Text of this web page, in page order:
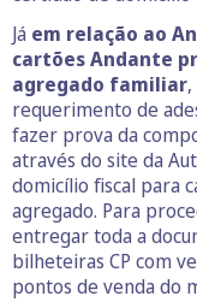
Já em relação ao
cartões Andante
agregado familiar
requerimento de
fazer prova da
através do site da
domicílio fiscal para
agregado. Para
entregar toda a
bilheteiras CP com
pontos de venda do